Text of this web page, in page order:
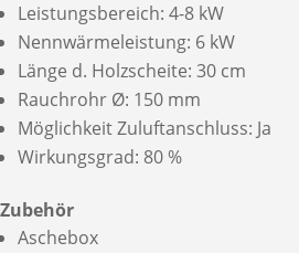
Leistungsbereich: 4-8 kW
Nennwärmeleistung: 6 kW
Länge d. Holzscheite: 30 cm
Rauchrohr Ø: 150 mm
Möglichkeit Zuluftanschluss: Ja
Wirkungsgrad: 80 %
Zubehör
Aschebox